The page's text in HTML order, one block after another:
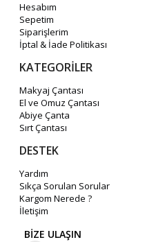
Hesabım
Sepetim
Siparişlerim
İptal & İade Politikası
KATEGORİLER
Makyaj Çantası
El ve Omuz Çantası
Abiye Çanta
Sırt Çantası
DESTEK
Yardım
Sıkça Sorulan Sorular
Kargom Nerede ?
İletişim
BİZE ULAŞIN